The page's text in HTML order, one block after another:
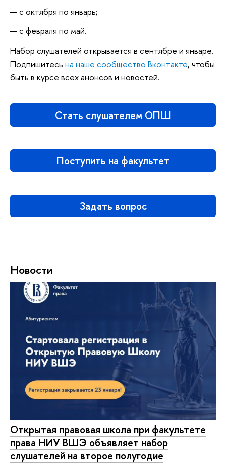
с октября по январь;
с февраля по май.
Набор слушателей открывается в сентябре и январе.
Подпишитесь на наше сообщество Вконтакте, чтобы
быть в курсе всех анонсов и новостей.
Стать слушателем ОПШ
Поступить на факультет
Задать вопрос
Новости
Открытая правовая школа при факультете
права НИУ ВШЭ объявляет набор
слушателей на второе полугодие